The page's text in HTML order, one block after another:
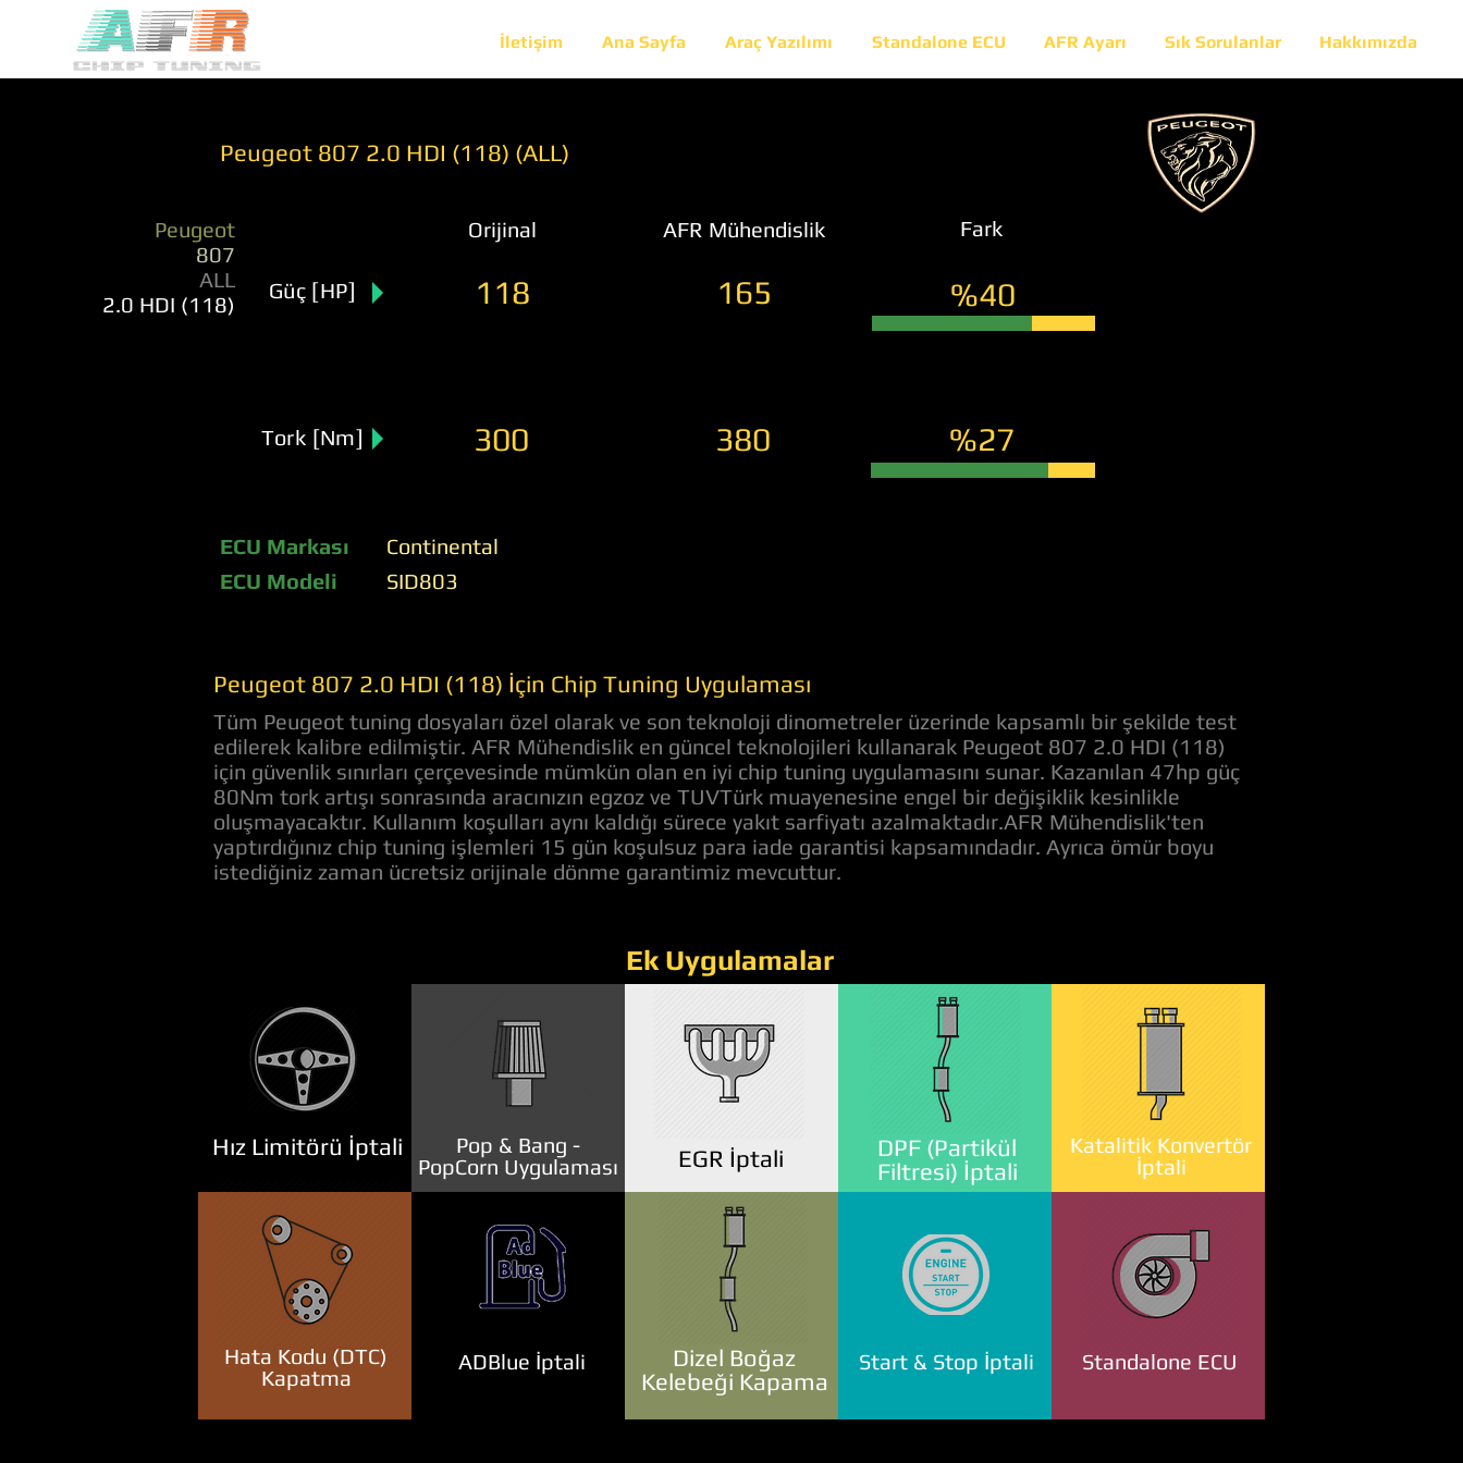
İletişim Ana Sayfa Araç Yazılımı Standalone ECU AFR Ayarı Sık Sorulanlar Hakkımızda
Peugeot 807 2.0 HDI (118) (ALL)
Peugeot
807
ALL
2.0 HDI (118)
Orijinal AFR Mühendislik Fark
Güç [HP] 118 165 %40
Tork [Nm] 300 380 %27
ECU Markası
ECU Modeli
Continental
SID803
Peugeot 807 2.0 HDI (118) İçin Chip Tuning Uygulaması
Tüm Peugeot tuning dosyaları özel olarak ve son teknoloji dinometreler üzerinde kapsamlı bir şekilde test
edilerek kalibre edilmiştir. AFR Mühendislik en güncel teknolojileri kullanarak Peugeot 807 2.0 HDI (118)
için güvenlik sınırları çerçevesinde mümkün olan en iyi chip tuning uygulamasını sunar. Kazanılan 47hp güç
80Nm tork artışı sonrasında aracınızın egzoz ve TUVTürk muayenesine engel bir değişiklik kesinlikle
oluşmayacaktır. Kullanım koşulları aynı kaldığı sürece yakıt sarfiyatı azalmaktadır.AFR Mühendislik'ten
yaptırdığınız chip tuning işlemleri 15 gün koşulsuz para iade garantisi kapsamındadır. Ayrıca ömür boyu
istediğiniz zaman ücretsiz orijinale dönme garantimiz mevcuttur.
Ek Uygulamalar
Hız Limitörü İptali
Pop & Bang -
PopCorn Uygulaması
DPF (Partikül
Filtresi) İptali
Katalitik Konvertör
İptali
EGR İptali
Hata Kodu (DTC)
Kapatma
ADBlue İptali
Dizel Boğaz
Kelebeği Kapama
Start & Stop İptali Standalone ECU